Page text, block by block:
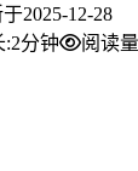
于2025-12-28
:2分钟 阅读